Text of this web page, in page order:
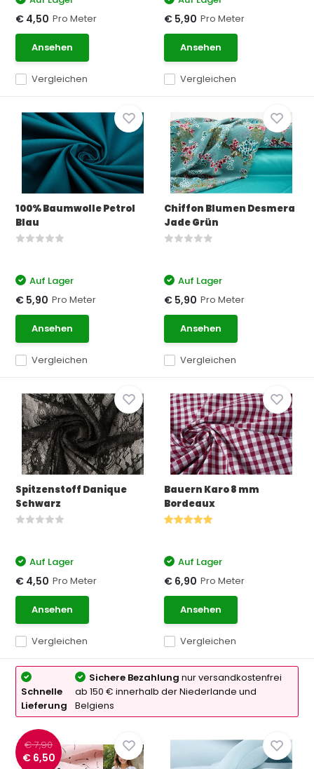
Vergleichen
€ 4,50 Pro Meter
Ansehen
Vergleichen
€ 5,90 Pro Meter
Ansehen
100% Baumwolle Petrol
Blau
Vergleichen
Auf Lager
€ 5,90 Pro Meter
Ansehen
Chiffon Blumen Desmera
Jade Grün
Vergleichen
Auf Lager
€ 5,90 Pro Meter
Ansehen
Spitzenstoff Danique
Schwarz
Vergleichen
Auf Lager
€ 4,50 Pro Meter
Ansehen
Bauern Karo 8 mm
Bordeaux
Vergleichen
Auf Lager
€ 6,90 Pro Meter
Ansehen
Schnelle
Lieferung
Sichere Bezahlung nur versandkostenfrei
ab 150 € innerhalb der Niederlande und
Belgiens
€ 7,90
€ 6,50